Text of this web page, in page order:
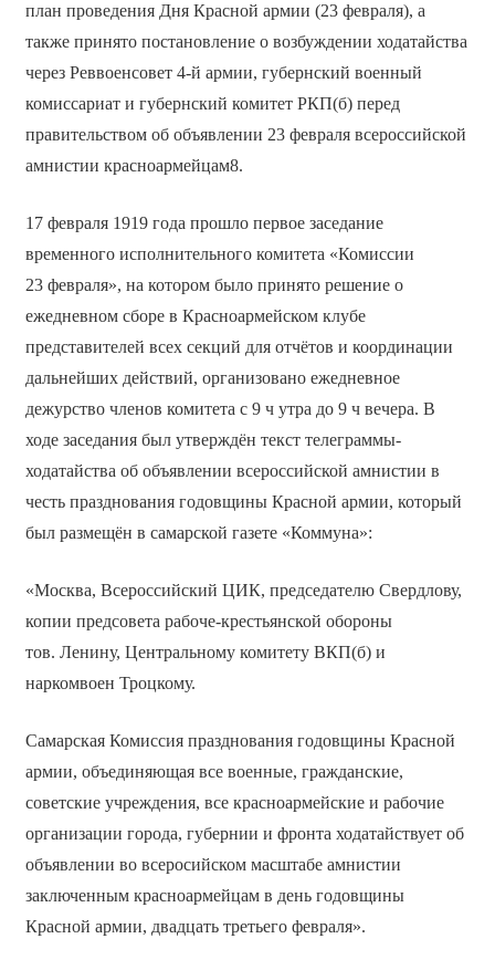
план проведения Дня Красной армии (23 февраля), а
также принято постановление о возбуждении ходатайства
через Реввоенсовет 4-й армии, губернский военный
комиссариат и губернский комитет РКП(б) перед
правительством об объявлении 23 февраля всероссийской
амнистии красноармейцам8.
17 февраля 1919 года прошло первое заседание
временного исполнительного комитета «Комиссии
23 февраля», на котором было принято решение о
ежедневном сборе в Красноармейском клубе
представителей всех секций для отчётов и координации
дальнейших действий, организовано ежедневное
дежурство членов комитета с 9 ч утра до 9 ч вечера. В
ходе заседания был утверждён текст телеграммы-
ходатайства об объявлении всероссийской амнистии в
честь празднования годовщины Красной армии, который
был размещён в самарской газете «Коммуна»:
«Москва, Всероссийский ЦИК, председателю Свердлову,
копии предсовета рабоче-крестьянской обороны
тов. Ленину, Центральному комитету ВКП(б) и
наркомвоен Троцкому.
Самарская Комиссия празднования годовщины Красной
армии, объединяющая все военные, гражданские,
советские учреждения, все красноармейские и рабочие
организации города, губернии и фронта ходатайствует об
объявлении во всеросийском масштабе амнистии
заключенным красноармейцам в день годовщины
Красной армии, двадцать третьего февраля».